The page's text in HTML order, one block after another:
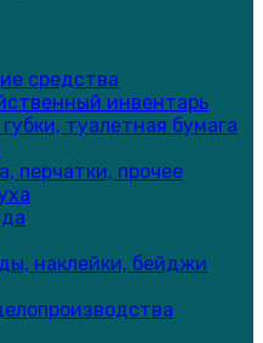
средства
инвентарь
туалетная бумага
перчатки, прочее
наклейки, бейджи